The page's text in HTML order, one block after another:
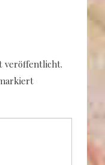
veröffentlicht.